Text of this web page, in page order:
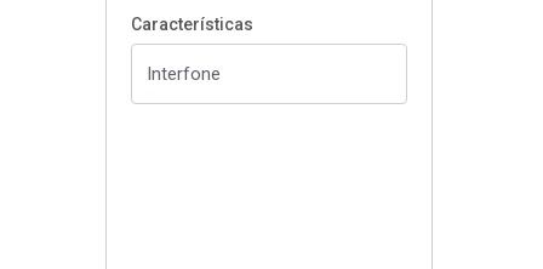
Características